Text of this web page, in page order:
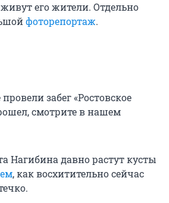
его жители. Отдельно
фоторепортаж.
забег «Ростовское
смотрите в нашем
Нагибина давно растут кусты
, как восхитительно сейчас